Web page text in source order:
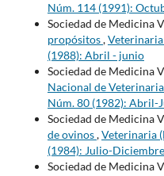
Núm. 114 (1991):
Sociedad de Medicina
propósitos,
(1988): Abril - junio
Sociedad de Medicina
Nacional de Veterinaria
Núm. 80 (1982): Abril-
Sociedad de Medicina
de ovinos,Veterinaria
(1984): Julio-Diciembre
Sociedad de Medicina